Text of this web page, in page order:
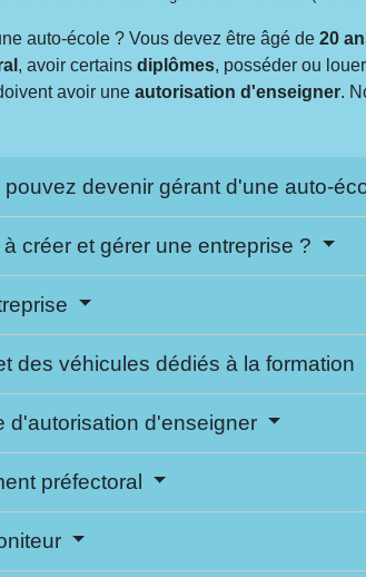
auto-école ? Vous devez être âgé de20
, avoir certainsdiplômes, posséder ou
avoir uneautorisation d'enseigner.
devenir gérant d'une auto-
créer et gérer une entreprise ?
des véhicules dédiés à la formation
d'autorisation d'enseigner
préfectoral